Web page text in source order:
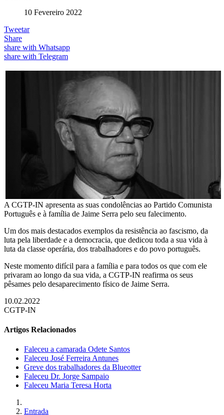
10 Fevereiro 2022
Tweetar
Share
share with Whatsapp
share with Telegram
A CGTP-IN apresenta as suas condolências ao Partido Comunista
Português e à família de Jaime Serra pelo seu falecimento.
Um dos mais destacados exemplos da resistência ao fascismo, da
luta pela liberdade e a democracia, que dedicou toda a sua vida à
luta da classe operária, dos trabalhadores e do povo português.
Neste momento difícil para a família e para todos os que com ele
privaram ao longo da sua vida, a CGTP-IN reafirma os seus
pêsames pelo desaparecimento físico de Jaime Serra.
10.02.2022
CGTP-IN
Artigos Relacionados
Faleceu a camarada Odete Santos
Faleceu José Ferreira Antunes
Greve dos trabalhadores da Blueotter
Faleceu Dr. Jorge Sampaio
Faleceu Maria Teresa Horta
Entrada